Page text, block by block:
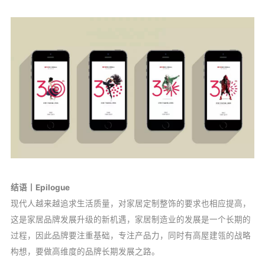
结语丨Epilogue
现代人越来越追求生活质量，对家居定制整饰的要求也相应提高，
这是家居品牌发展升级的新机遇，家居制造业的发展是一个长期的
过程，因此品牌要注重基础，专注产品力，同时有高屋建瓴的战略
构想，要做高维度的品牌长期发展之路。